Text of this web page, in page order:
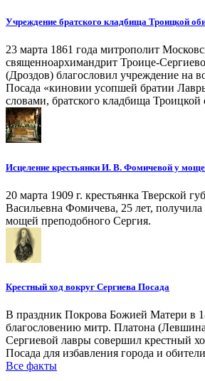
Учреждение братского кладбища Троицкой
23 марта 1861 года митрополит
священноархимандрит Троице-
(Дроздов) благословил учреждение на
Посада «киновии усопшей братии
словами, братского кладбища Троицкой
Исцеление крестьянки И. В. Фомичевой у
20 марта 1909 г. крестьянка Тверской
Васильевна Фомичева, 25 лет,
мощей преподобного Сергия.
Крестный ход вокруг Сергиева Посада
В праздник Покрова Божией Матери в
благословению митр. Платона
Сергиевой лавры совершил крестный
Посада для избавления города и
Все факты